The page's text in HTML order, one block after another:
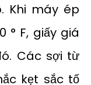
Khi máy ép
° F, giấy giá
Các sợi từ
kẹt sắc tố